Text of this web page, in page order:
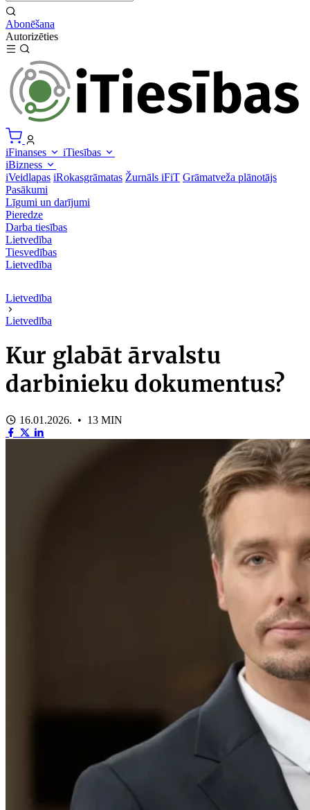
Abonēšana
Autorizēties
iFinanses
iTiesības
iBizness
iVeidlapas iRokasgrāmatas Žurnāls iFiT Grāmatveža plānotājs
Pasākumi
Līgumi un darījumi
Pieredze
Darba tiesības
Lietvedība
Tiesvedības
Lietvedība
Lietvedība
Lietvedība
Kur glabāt ārvalstu
darbinieku dokumentus?
16.01.2026. • 13 MIN